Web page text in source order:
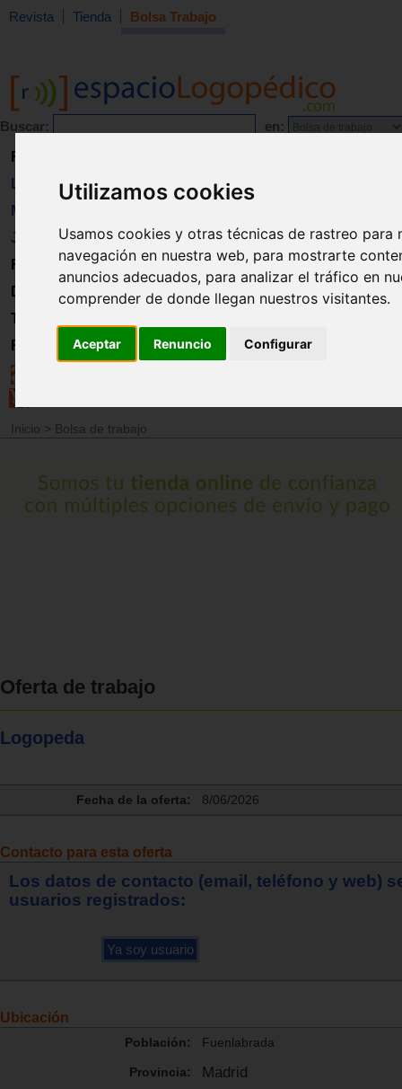
Utilizamos cookies
Usamos cookies y otras técnicas de rastreo para
navegación en nuestra web, para mostrarte
anuncios adecuados, para analizar el tráfico en
comprender de donde llegan nuestros visitantes.
Aceptar Renuncio Configurar
Revista Tienda Bolsa Trabajo
Buscar: en:
Revista
Libros
Material
Juguetes
Formación
Directorio
Trabajo
Registro
Inicio > Bolsa de trabajo
Oferta de trabajo
Logopeda
Fecha de la oferta: 8/06/2026
Contacto para esta oferta
Los datos de contacto (email, teléfono y web)
usuarios registrados:
Ubicación
Población: Fuenlabrada
Provincia: Madrid